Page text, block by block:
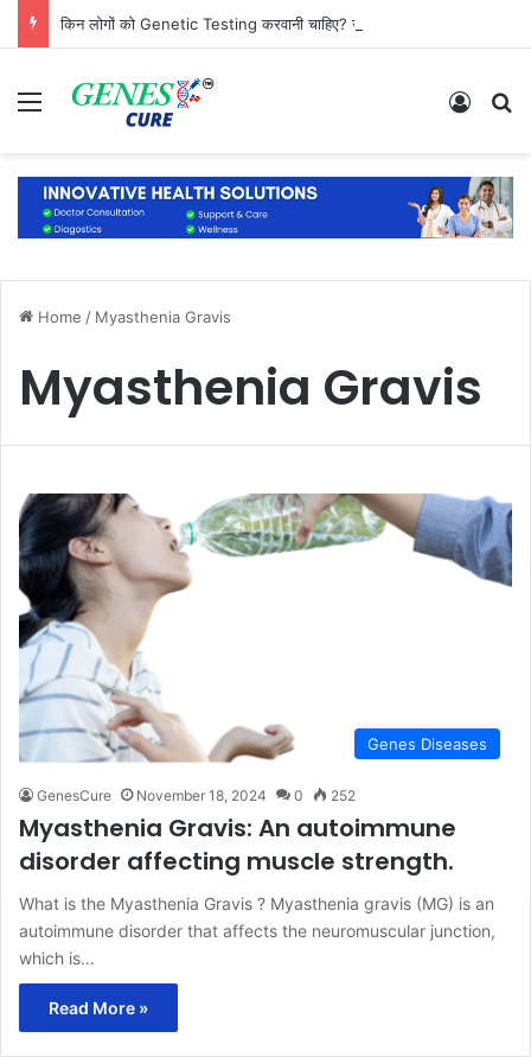
Menu Log In
Home / Myasthenia Gravis
Myasthenia Gravis
Genes Diseases
GenesCure November 18, 2024 0 252
Myasthenia Gravis: An autoimmune
disorder affecting muscle strength.
What is the Myasthenia Gravis ? Myasthenia gravis (MG) is an
autoimmune disorder that affects the neuromuscular junction,
which is…
Read More »